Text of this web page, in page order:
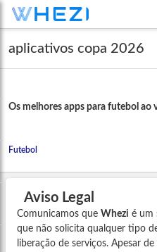
aplicativos copa 2026
Os melhores apps para futebol ao
Futebol
Aviso Legal
Comunicamos que Whezi é um
que não solicita qualquer tipo
liberação de serviços. Apesar